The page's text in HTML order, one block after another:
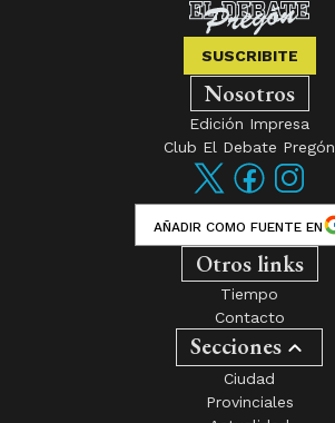
SUSCRIBITE
Nosotros
Edición Impresa
Club El Debate Pregón
AÑADIR COMO FUENTE EN
Otros links
Tiempo
Contacto
Secciones
Ciudad
Provinciales